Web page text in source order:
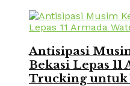
Antisipasi
Bekasi Lepas
Trucking untuk